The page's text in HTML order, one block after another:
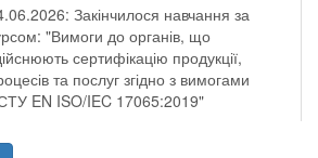
Закінчилося навчання за
"Вимоги до органів, що
сертифікацію продукції,
та послуг згідно з вимогами
EN ISO/IEC 17065:2019"
Закінчилося навчання за